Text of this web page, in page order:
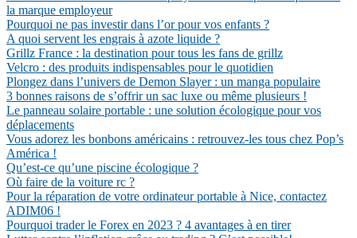
la marque employeur
Pourquoi ne pas investir dans l’or pour vos enfants ?
A quoi servent les engrais à azote liquide ?
Grillz France : la destination pour tous les fans de grillz
Velcro : des produits indispensables pour le quotidien
Plongez dans l’univers de Demon Slayer : un manga populaire
3 bonnes raisons de s’offrir un sac luxe ou même plusieurs !
Le panneau solaire portable : une solution écologique pour vos
déplacements
Vous adorez les bonbons américains : retrouvez-les tous chez Pop’s
América !
Qu’est-ce qu’une piscine écologique ?
Où faire de la voiture rc ?
Pour la réparation de votre ordinateur portable à Nice, contactez
ADIM06 !
Pourquoi trader le Forex en 2023 ? 4 avantages à en tirer